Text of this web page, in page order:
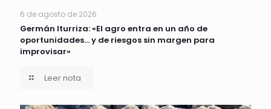
6 de agosto de 2026
Germán Iturriza: «El agro entra en un año de
oportunidades… y de riesgos sin margen para
improvisar»
Leer nota